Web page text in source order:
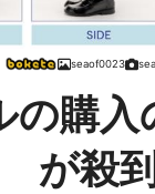
seaof0023
の購入
が殺到